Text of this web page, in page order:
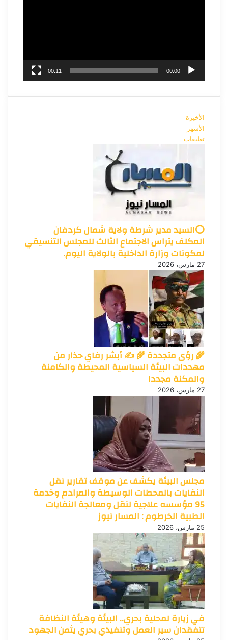
00:00
00:11
الأخيرة
الأشهر
تعليقات
⭕السيد مدير شرطة ولاية شمال كردفان
المكلف يتراس الاجتماع الثالث للمجلس التنسيقي
لمكونات وزارة الداخلية بالولاية اليوم.
27 مارس، 2026
🌾 رؤى متجددة 🌾 ✍️ أبشر رفاي حذار من
مهددات البيئة السياسية المحيطة والكامنة
والمكنة مجددا
27 مارس، 2026
مجلس البيئة يكشف عن موقف تقارير نقل
النفايات بالمحطات الوسيطة والمرادم وخدمة
95 مؤسسه علاجية لنقل ومعالجة النفايات
الطبية الخرطوم : المسار نيوز
25 مارس، 2026
في زيارة لمحلية بحري.. البيئة وهيئة النظافة
تتفقدان سير العمل وتنفيذي بحري يثمن الجهود